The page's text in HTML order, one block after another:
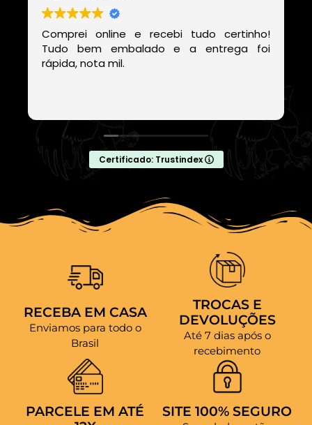
Comprei online e recebi tudo certinho!
Tudo bem embalado e a entrega foi
rápida, nota mil.
Certificado: Trustindex
RECEBA EM CASA
Enviamos para todo o
Brasil
TROCAS E
DEVOLUÇÕES
Até 7 dias após o
recebimento
PARCELE EM ATÉ
SITE 100% SEGURO